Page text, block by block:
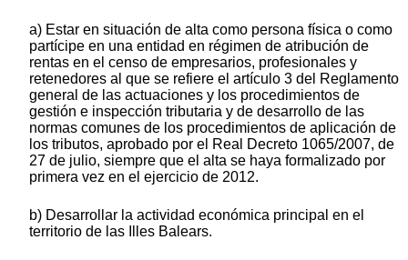
a) Estar en situación de alta como persona física o como
partícipe en una entidad en régimen de atribución de
rentas en el censo de empresarios, profesionales y
retenedores al que se refiere el artículo 3 del Reglamento
general de las actuaciones y los procedimientos de
gestión e inspección tributaria y de desarrollo de las
normas comunes de los procedimientos de aplicación de
los tributos, aprobado por el Real Decreto 1065/2007, de
27 de julio, siempre que el alta se haya formalizado por
primera vez en el ejercicio de 2012.
b) Desarrollar la actividad económica principal en el
territorio de las Illes Balears.